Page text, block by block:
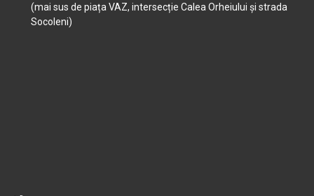
(mai sus de piața VAZ, intersecție Calea Orheiului și strada
Socoleni)